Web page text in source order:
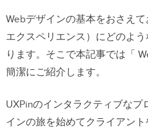
Webデザインの基本をおさえ
エクスペリエンス）にどのよ
ります。そこで本記事では「
簡潔にご紹介します。
UXPinのインタラクティブなプ
インの旅を始めてクライアン